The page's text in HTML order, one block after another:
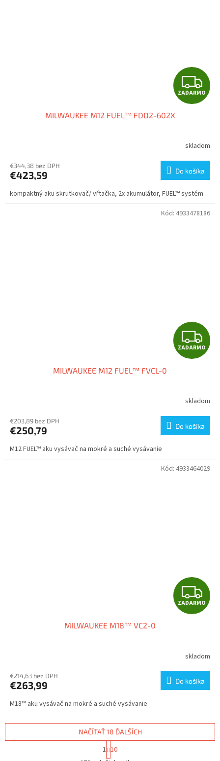
Z
A
A
R
M
O
ZADARMO
MILWAUKEE M12 FUEL™ FDD2-602X
skladom
€344,38 bez DPH
€423,59 Do košíka
kompaktný aku skrutkovač/ vŕtačka, 2x akumulátor, FUEL™ systém
Z
A
A
R
M
O
ZADARMO
MILWAUKEE M12 FUEL™ FVCL-0
skladom
€203,89 bez DPH
€250,79 Do košíka
M12 FUEL™ aku vysávač na mokré a suché vysávanie
Kód: 4933478186
Z
A
A
R
M
ZADARMO
MILWAUKEE M18™ VC2-0
skladom
€214,63 bez DPH
€263,99 Do košíka
M18™ aku vysávač na mokré a suché vysávanie
Kód: 4933464029
O
NAČÍTAŤ 18 ĎALŠÍCH
t
1 10